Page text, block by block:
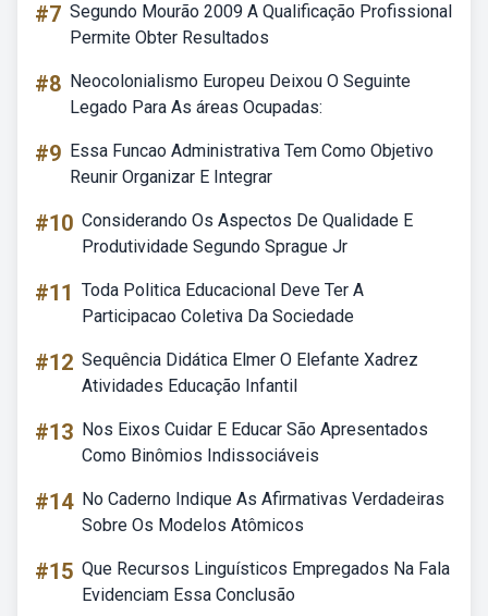
#7 Segundo Mourão 2009 A Qualificação Profissional
Permite Obter Resultados
#8 Neocolonialismo Europeu Deixou O Seguinte
Legado Para As áreas Ocupadas:
#9 Essa Funcao Administrativa Tem Como Objetivo
Reunir Organizar E Integrar
#10 Considerando Os Aspectos De Qualidade E
Produtividade Segundo Sprague Jr
#11 Toda Politica Educacional Deve Ter A
Participacao Coletiva Da Sociedade
#12 Sequência Didática Elmer O Elefante Xadrez
Atividades Educação Infantil
#13 Nos Eixos Cuidar E Educar São Apresentados
Como Binômios Indissociáveis
#14 No Caderno Indique As Afirmativas Verdadeiras
Sobre Os Modelos Atômicos
#15 Que Recursos Linguísticos Empregados Na Fala
Evidenciam Essa Conclusão